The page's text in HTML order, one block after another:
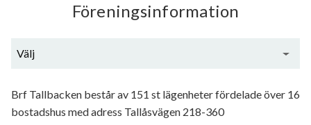
Föreningsinformation
Välj
Brf Tallbacken består av 151 st lägenheter fördelade över 16
bostadshus med adress Tallåsvägen 218-360